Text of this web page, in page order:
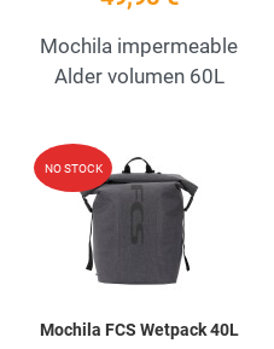
Mochila impermeable
Alder volumen 60L
Add to Wishlist
Quick View
NO STOCK
Mochila FCS Wetpack 40L